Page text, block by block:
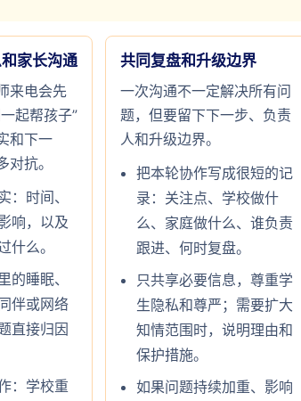
家长沟通
来电会先
起帮孩子”
和下一
抗。
：时间、
响，以及
什么。
的睡眠、
伴或网络
直接归因
：学校重
共同复盘和升级边界
一次沟通不一定解决所有问
题，但要留下下一步、负责
人和升级边界。
把本轮协作写成很短的记
录：关注点、学校做什
么、家庭做什么、谁负责
跟进、何时复盘。
只共享必要信息，尊重学
生隐私和尊严；需要扩大
知情范围时，说明理由和
保护措施。
如果问题持续加重、影响